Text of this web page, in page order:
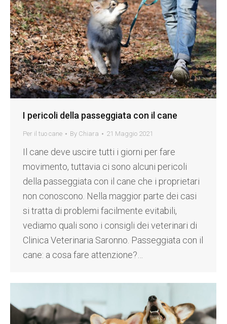
I pericoli della passeggiata con il cane
Per il tuo cane By Chiara 21 Maggio 2021
Il cane deve uscire tutti i giorni per fare
movimento, tuttavia ci sono alcuni pericoli
della passeggiata con il cane che i proprietari
non conoscono. Nella maggior parte dei casi
si tratta di problemi facilmente evitabili,
vediamo quali sono i consigli dei veterinari di
Clinica Veterinaria Saronno. Passeggiata con il
cane: a cosa fare attenzione?…